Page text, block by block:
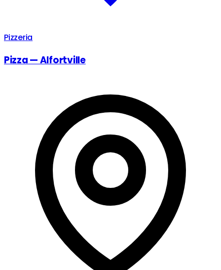
Pizzeria
Pizza — Alfortville